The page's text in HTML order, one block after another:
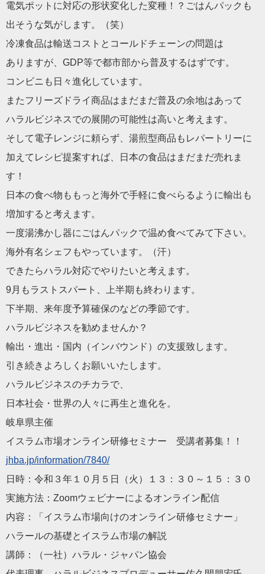
電気ポットに対応の形状変化した変種！？ごはんパックも
出そうな気がします。（笑）
冷凍食品は輸送コストとコールドチェーンの問題は
ありますが、GDP等で都市部から普及するはずです。
コンビニも日々進化しています。
またフリーズドライ商品はまだまだ普及の余地はあって
ハラルビジネスでの展開の可能性は高いと考えます。
そして電子レンジに頼らず、湯煎型商品もレパートリーに
加えてレシピ提案すれば、日本の食品はまだまだ売れま
す！
日本の食べ物ももっと海外で手軽に食べらるように輸出も
増加すると考えます。
一度湯沸かし器にごはんパックで温め食べてみて下さい。
海外有名シェフもやっています。（汗）
できたらハラル対応でやりたいと考えます。
9月もラストスパート、上半期も終わります。
下半期、来年度予算確保のなどの季節です。
ハラルビジネスを勧めませんか？
輸出・進出・国内（インバウンド）の支援致します。
引き続きよろしくお願いいたします。
ハラルビジネスのチカラで、
日本社会・世界の人々に再生と進化を。
岐阜県主催
イスラム市場オンライン研修セミナー 受講者募集！！
jhba.jp/information/7840/
日時：令和３年１０月５日（火）１３：３０～１５：３０
実施方法：Zoomウェビナーによるオンライン配信
内容：「イスラム市場向けのオンライン研修セミナー」
ハラールの基礎とイスラム市場の解説
講師：（一社）ハラル・ジャパン協会